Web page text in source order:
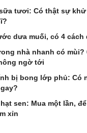
tươi: Có thật sự
dưa muối, có 4
nhà nhanh có mùi?
ngờ tới
bị bong lớp phủ: Có
sen: Mua một lần,
xỉn